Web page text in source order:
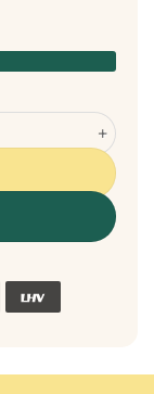
pirni ja
SEB